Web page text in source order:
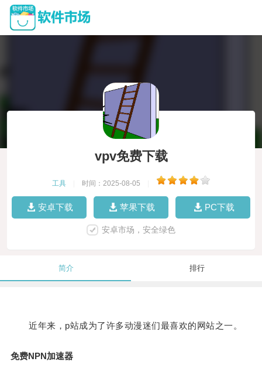
vpv免费下载
工具 时间：2025-08-05
安卓下载 苹果下载 PC下载
安卓市场，安全绿色
简介 排行
近年来，p站成为了许多动漫迷们最喜欢的网站之一。
免费NPN加速器